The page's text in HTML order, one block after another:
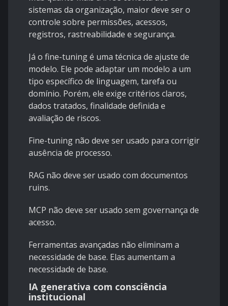
sistemas da organização, maior deve ser o
controle sobre permissões, acessos,
registros, rastreabilidade e segurança.
Já o fine-tuning é uma técnica de ajuste de
modelo. Ele pode adaptar um modelo a um
tipo específico de linguagem, tarefa ou
domínio. Porém, ele exige critérios claros,
dados tratados, finalidade definida e
avaliação de riscos.
Fine-tuning não deve ser usado para corrigir
ausência de processo.
RAG não deve ser usado com documentos
ruins.
MCP não deve ser usado sem governança de
acesso.
Ferramentas avançadas não eliminam a
necessidade de base. Elas aumentam a
necessidade de base.
IA generativa com consciência
institucional